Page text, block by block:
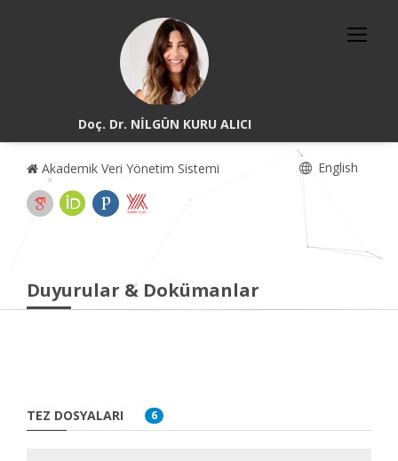
Doç. Dr. NİLGÜN KURU ALICI
Akademik Veri Yönetim Sistemi English
Duyurular & Dokümanlar
TEZ DOSYALARI 6